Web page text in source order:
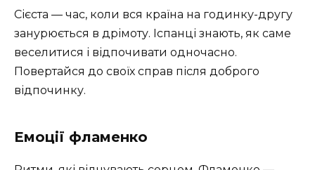
Сієста — час, коли вся країна на годинку-другу
занурюється в дрімоту. Іспанці знають, як саме
веселитися і відпочивати одночасно.
Повертайся до своїх справ після доброго
відпочинку.
Емоції фламенко